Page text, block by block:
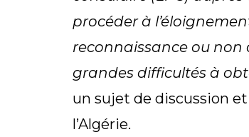
procéder à
reconnaissance ou non
grandes difficultés à
un sujet de discussion
l’Algérie.